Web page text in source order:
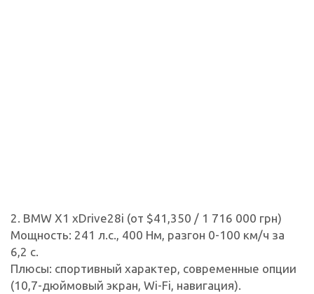
2. BMW X1 xDrive28i (от $41,350 / 1 716 000 грн)
Мощность: 241 л.с., 400 Нм, разгон 0-100 км/ч за
6,2 с.
Плюсы: спортивный характер, современные опции
(10,7-дюймовый экран, Wi-Fi, навигация).